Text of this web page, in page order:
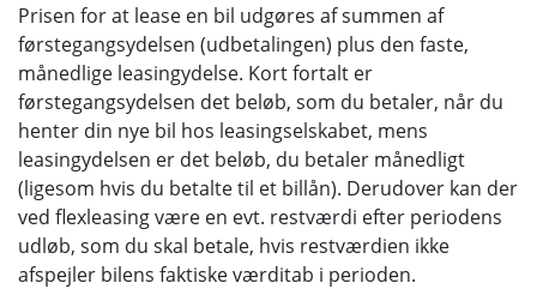
Prisen for at lease en bil udgøres af summen af
førstegangsydelsen (udbetalingen) plus den faste,
månedlige leasingydelse. Kort fortalt er
førstegangsydelsen det beløb, som du betaler, når du
henter din nye bil hos leasingselskabet, mens
leasingydelsen er det beløb, du betaler månedligt
(ligesom hvis du betalte til et billån). Derudover kan der
ved flexleasing være en evt. restværdi efter periodens
udløb, som du skal betale, hvis restværdien ikke
afspejler bilens faktiske værditab i perioden.